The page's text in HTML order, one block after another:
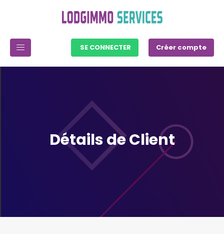
SE CONNECTER Créer compte
Détails de Client